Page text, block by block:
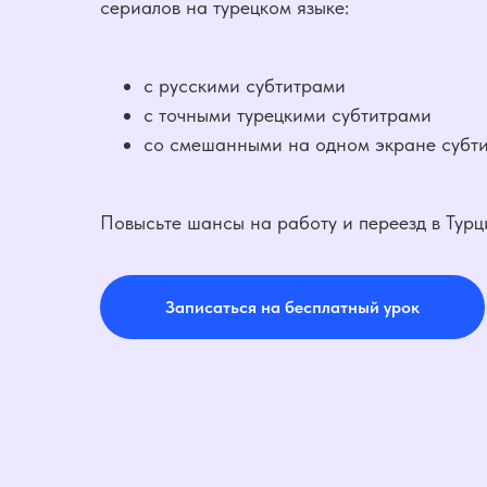
сериалов на турецком языке:
с русскими субтитрами
с точными турецкими субтитрами
со смешанными на одном экране
Повысьте шансы на работу и переезд в
Записаться на бесплатный урок